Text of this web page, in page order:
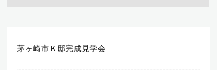
茅ヶ崎市Ｋ邸完成見学会